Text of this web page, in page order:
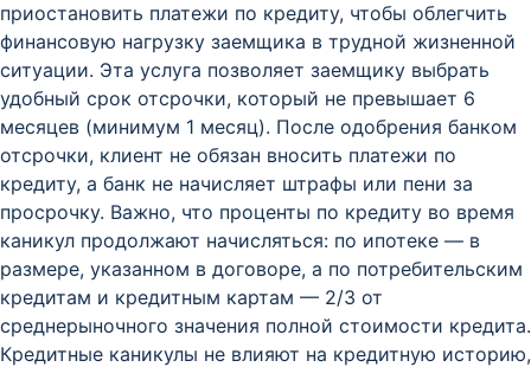
приостановить платежи по кредиту, чтобы облегчить
финансовую нагрузку заемщика в трудной жизненной
ситуации. Эта услуга позволяет заемщику выбрать
удобный срок отсрочки, который не превышает 6
месяцев (минимум 1 месяц). После одобрения банком
отсрочки, клиент не обязан вносить платежи по
кредиту, а банк не начисляет штрафы или пени за
просрочку. Важно, что проценты по кредиту во время
каникул продолжают начисляться: по ипотеке — в
размере, указанном в договоре, а по потребительским
кредитам и кредитным картам — 2/3 от
среднерыночного значения полной стоимости кредита.
Кредитные каникулы не влияют на кредитную историю,